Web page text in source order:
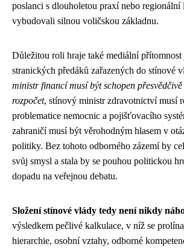
poslanci s dlouholetou praxí nebo
vybudovali silnou voličskou základnu.
Důležitou roli hraje také mediální
stranických předáků zařazených do stínové
ministr financí musí být schopen
rozpočet, stínový ministr zdravotnictví musí
problematice nemocnic a pojišťovacího
zahraničí musí být věrohodným hlasem v
politiky. Bez tohoto odborného zázemí by
svůj smysl a stala by se pouhou politickou
dopadu na veřejnou debatu.
Složení stínové vlády tedy není nikdy
výsledkem pečlivé kalkulace, v níž se
hierarchie, osobní vztahy, odborné